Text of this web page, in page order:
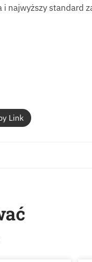
najwyższy standard
Link